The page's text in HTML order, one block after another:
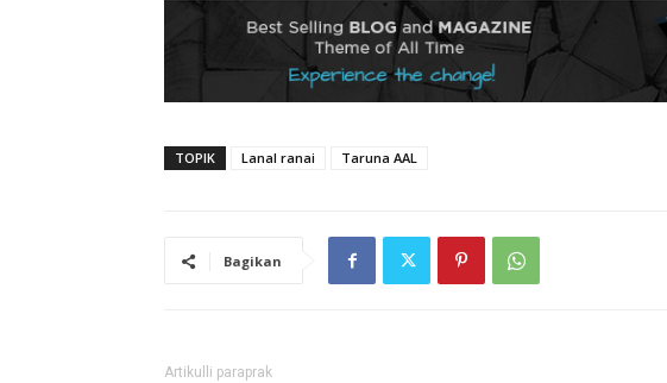
TOPIK Lanal ranai Taruna AAL
Bagikan
Artikulli paraprak